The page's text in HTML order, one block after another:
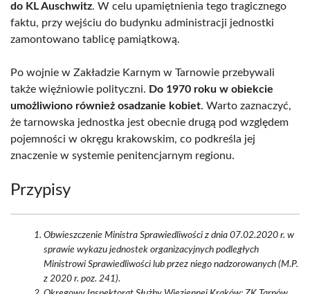
do KL Auschwitz. W celu upamiętnienia tego tragicznego
faktu, przy wejściu do budynku administracji jednostki
zamontowano tablicę pamiątkową.
Po wojnie w Zakładzie Karnym w Tarnowie przebywali
także więźniowie polityczni. Do 1970 roku w obiekcie
umożliwiono również osadzanie kobiet. Warto zaznaczyć,
że tarnowska jednostka jest obecnie drugą pod względem
pojemności w okręgu krakowskim, co podkreśla jej
znaczenie w systemie penitencjarnym regionu.
Przypisy
Obwieszczenie Ministra Sprawiedliwości z dnia 07.02.2020 r. w
sprawie wykazu jednostek organizacyjnych podległych
Ministrowi Sprawiedliwości lub przez niego nadzorowanych (M.P.
z 2020 r. poz. 241).